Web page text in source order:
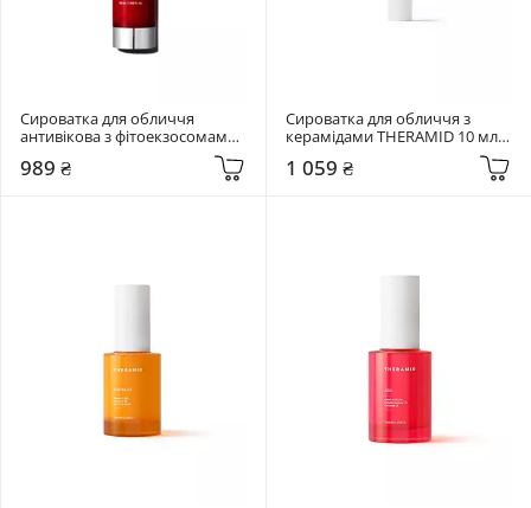
Сироватка для обличчя
антивікова з фітоекзосомами
Exosome PDRN Lifting Shot
989 ₴
Сироватка для обличчя з
керамідами THERAMID 10 мл
1 059 ₴